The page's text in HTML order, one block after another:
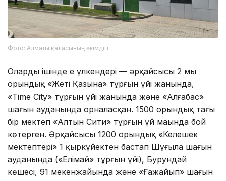
Фото: Алматы қаласының әкімдігі
Олардың ішінде ең үлкендері — әрқайсысы 2 мың
орындық «Жеті Қазына» тұрғын үйі жанында,
«Time City» тұрғын үйі жанында және «Алғабас»
шағын ауданында орналасқан. 1500 орындық тағы
бір мектеп «Алтын Сити» тұрғын үй маңында бой
көтерген. Әрқайсысы 1200 орындық «Келешек
мектептері» 1 қыркүйектен бастап Шұғыла шағын
ауданында («Елімай» тұрғын үйі), Бурундай
көшесі, 91 мекенжайында және «Ғажайып» шағын